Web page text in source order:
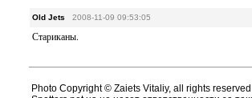
Old Jets 2008-11-09 09:53:05
Стариканы.
Photo Copyright © Zaiets Vitaliy, all rights